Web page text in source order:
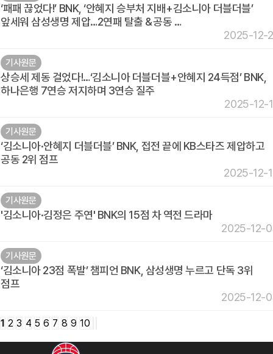
‘패패 끊었다!’ BNK, ‘안혜지 승부처 지배+김소니아 더블더블’
앞세워 삼성생명 제압…2연패 탈출＆공동 …
2025-12-
기사원문
상승세 제동 걸었다!…‘김소니아 더블더블+안혜지 24득점’ BNK,
하나은행 7연승 저지하며 3연승 질주
2025-12-
기사원문
‘김소니아·안혜지 더블더블’ BNK, 접전 끝에 KB스타즈 제압하고
공동 2위 점프
2025-12-
기사원문
'김소니아·김정은 주연' BNK의 15점 차 역전 드라마
2025-12-
기사원문
‘김소니아 23점 폭발’ 챔피언 BNK, 삼성생명 누르고 단독 3위
점프
2025-12-
1 2 3 4 5 6 7 8 9 10